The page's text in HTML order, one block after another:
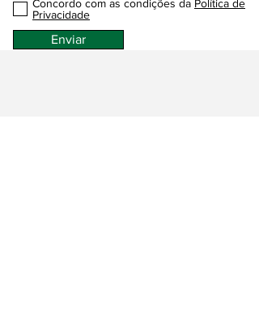
Concordo com as condições da Política de
Privacidade
Enviar